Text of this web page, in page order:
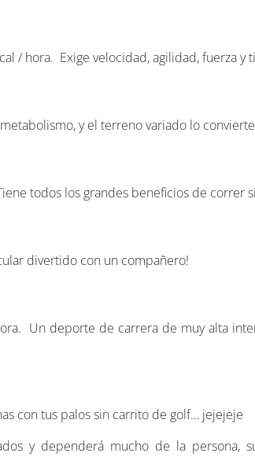
/ hora. Exige velocidad, agilidad, fuerza y
y el terreno variado lo
todos los grandes beneficios de correr
divertido con un compañero!
Un deporte de carrera de muy alta
con tus palos sin carrito de golf… jejejeje
y dependerá mucho de la